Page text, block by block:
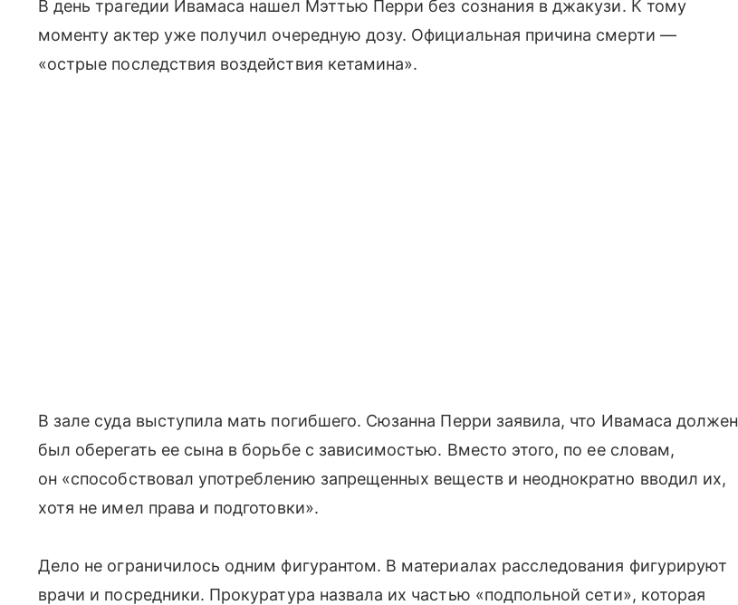
В день трагедии Ивамаса нашел Мэттью Перри без сознания в джакузи. К тому
моменту актер уже получил очередную дозу. Официальная причина смерти —
«острые последствия воздействия кетамина».
В зале суда выступила мать погибшего. Сюзанна Перри заявила, что Ивамаса должен
был оберегать ее сына в борьбе с зависимостью. Вместо этого, по ее словам,
он «способствовал употреблению запрещенных веществ и неоднократно вводил их,
хотя не имел права и подготовки».
Дело не ограничилось одним фигурантом. В материалах расследования фигурируют
врачи и посредники. Прокуратура назвала их частью «подпольной сети», которая